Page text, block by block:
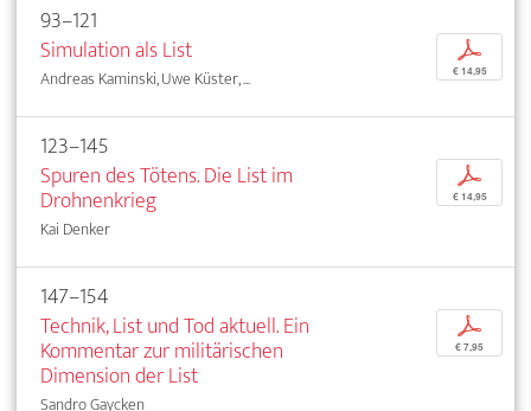
93–121
Simulation als List
Andreas Kaminski, Uwe Küster, ...
p
€ 14,95
123–145
Spuren des Tötens. Die List im
Drohnenkrieg
Kai Denker
p
€ 14,95
147–154
Technik, List und Tod aktuell. Ein
Kommentar zur militärischen
Dimension der List
Sandro Gaycken
p
€ 7,95